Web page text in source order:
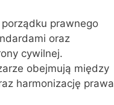
prawnego
oraz
cywilnej.
obejmują między
harmonizację prawa